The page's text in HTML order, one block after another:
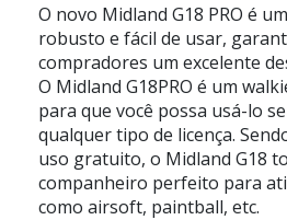
O novo Midland G18 PRO é
robusto e fácil de usar,
compradores um excelente
O Midland G18PRO é um
para que você possa usá-lo
qualquer tipo de licença.
uso gratuito, o Midland G18
companheiro perfeito para
como airsoft, paintball, etc.